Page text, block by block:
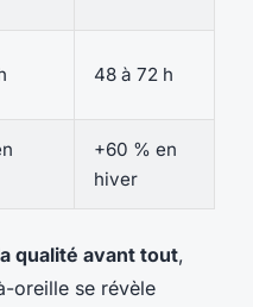
48 à 72 h
+60 % en
hiver
qualité avant tout,
oreille se révèle